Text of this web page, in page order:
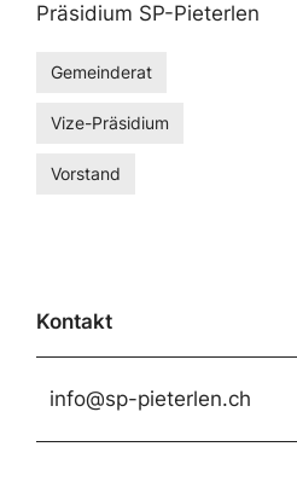
Präsidium SP-Pieterlen
Gemeinderat
Vize-Präsidium
Vorstand
Kontakt
info@sp-pieterlen.ch